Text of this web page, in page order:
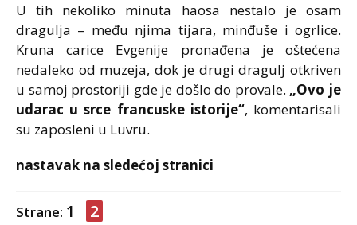
U tih nekoliko minuta haosa nestalo je osam
dragulja – među njima tijara, minđuše i ogrlice.
Kruna carice Evgenije pronađena je oštećena
nedaleko od muzeja, dok je drugi dragulj otkriven
u samoj prostoriji gde je došlo do provale. „Ovo je
udarac u srce francuske istorije“, komentarisali
su zaposleni u Luvru.
nastavak na sledećoj stranici
Strane: 1 2